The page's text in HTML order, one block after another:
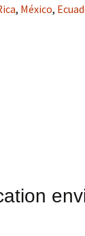
, México,